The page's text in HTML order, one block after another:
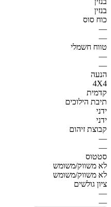
בנזין
כוח סוס
—
—
טווח חשמלי
—
—
הנעה
4X4
קדמית
תיבת הילוכים
ידני
ידני
קבוצת זיהום
—
—
סטטוס
לא משווק/משומש
לא משווק/משומש
ציון גולשים
—
—